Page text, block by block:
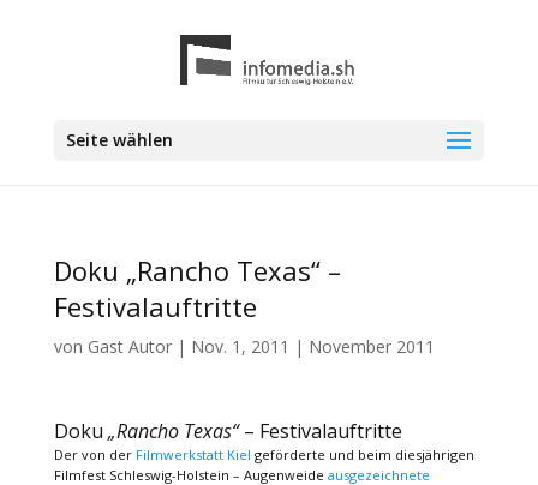
Seite wählen
Doku „Rancho Texas“ –
Festivalauftritte
von Gast Autor| Nov. 1, 2011 | November 2011
Doku „Rancho Texas“– Festivalauftritte
Der von der Filmwerkstatt Kiel geförderte und beim diesjährigen
Filmfest Schleswig-Holstein – Augenweide ausgezeichnete